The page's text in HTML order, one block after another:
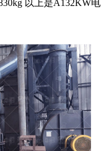
以上是A132KW电